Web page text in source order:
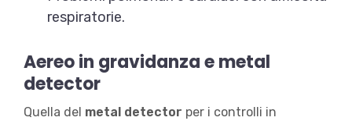
respiratorie.
Aereo in gravidanza e metal
detector
Quella del metal detector per i controlli in